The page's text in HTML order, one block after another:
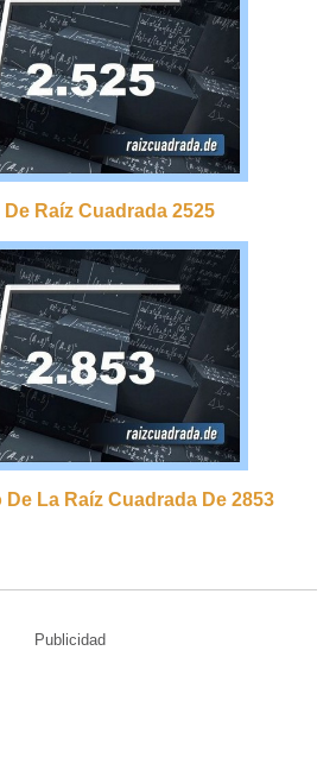
De Raíz Cuadrada 2525
La Raíz Cuadrada De 2853
Publicidad